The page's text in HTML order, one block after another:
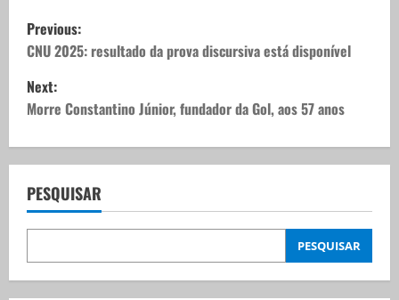
P
o
s
n
a
i
Previous:
CNU 2025: resultado da prova discursiva está disponível
Next:
Morre Constantino Júnior, fundador da Gol, aos 57 anos
PESQUISAR
PESQUISAR